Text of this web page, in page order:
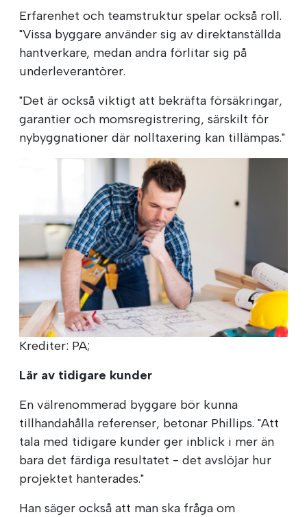
Erfarenhet och teamstruktur spelar också roll.
"Vissa byggare använder sig av direktanställda
hantverkare, medan andra förlitar sig på
underleverantörer.
"Det är också viktigt att bekräfta försäkringar,
garantier och momsregistrering, särskilt för
nybyggnationer där nolltaxering kan tillämpas."
Krediter: PA;
Lär av tidigare kunder
En välrenommerad byggare bör kunna
tillhandahålla referenser, betonar Phillips. "Att
tala med tidigare kunder ger inblick i mer än
bara det färdiga resultatet - det avslöjar hur
projektet hanterades."
Han säger också att man ska fråga om